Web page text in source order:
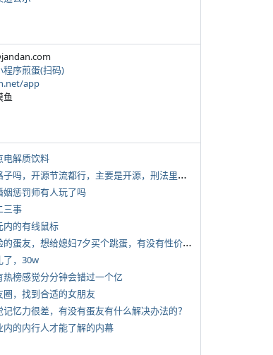
程序煎蛋(扫码)
app
鱼
电解质饮料
*
有啥搞钱的路子吗，开源节流都行，主要是开源，刑法里的咱不做
惩罚师有人玩了吗
三事
的有线鼠标
*
想请教有经验的蛋友，想给媳妇7夕买个跳蛋，有没有性价比高的推荐
了，30w
榜感觉分分钟会错过一个亿
，找到合适的女朋友
忆力很差，有没有蛋友有什么解决办法的？
的内行人才能了解的内幕